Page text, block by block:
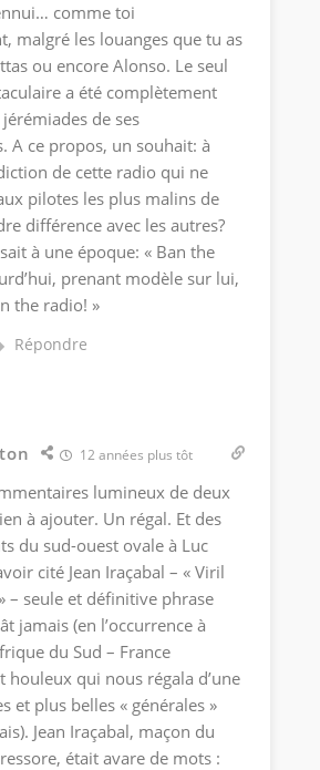
comme toi
malgré les louanges que tu as
ou encore Alonso. Le seul
a été complètement
de ses
A ce propos, un souhait: à
de cette radio qui ne
pilotes les plus malins de
différence avec les autres?
à une époque: « Ban the
prenant modèle sur lui,
the radio! »
Répondre
12 années plus tôt
lumineux de deux
à ajouter. Un régal. Et des
du sud-ouest ovale à Luc
cité Jean Iraçabal – « Viril
– seule et définitive phrase
jamais (en l’occurrence à
du Sud – France
houleux qui nous régala d’une
et plus belles « générales »
Jean Iraçabal, maçon du
était avare de mots :